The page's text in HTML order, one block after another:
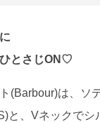
とさじON♡
ト(Barbour)は、
と、Vネックで